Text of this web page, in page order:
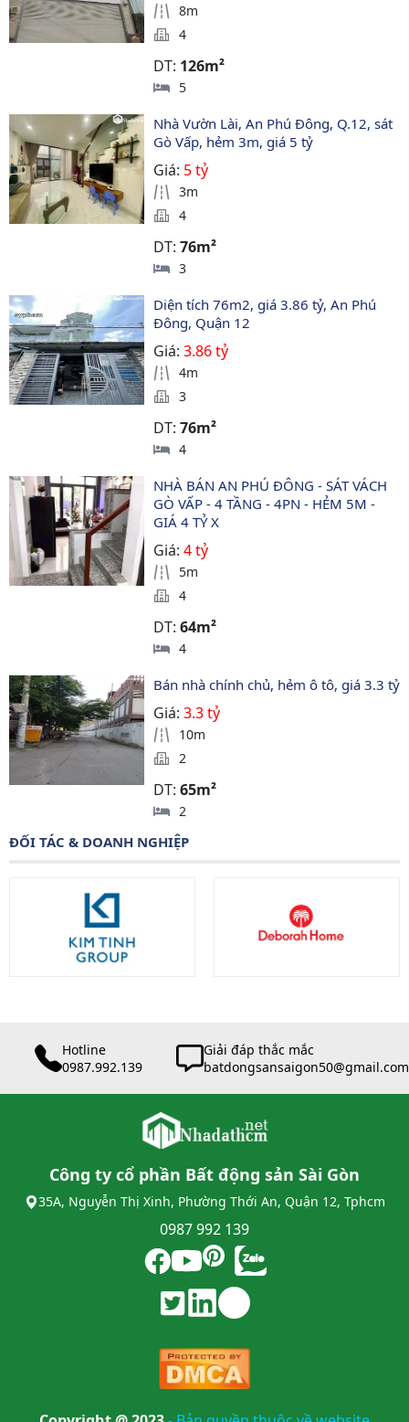
8m
4
DT: 126m²
5
Nhà Vườn Lài, An Phú Đông, Q.12, sát
Gò Vấp, hẻm 3m, giá 5 tỷ
Giá: 5 tỷ
3m
4
DT:76m²
3
Diện tích 76m2, giá 3.86 tỷ, An Phú
Đông, Quận 12
Giá:3.86 tỷ
4m
3
DT:76m²
4
NHÀ BÁN AN PHÚ ĐÔNG - SÁT VÁCH
GÒ VẤP - 4 TẦNG - 4PN - HẺM 5M -
GIÁ 4 TỶ X
Giá:4 tỷ
5m
4
DT:64m²
4
Bán nhà chính chủ, hẻm ô tô, giá 3.3 tỷ
Giá:3.3 tỷ
10m
2
DT:65m²
2
ĐỐI TÁC & DOANH NGHIỆP
Hotline
0987.992.139
Giải đáp thắc mắc
batdongsansaigon50@gmail.com
Công ty cổ phần Bất động sản Sài Gòn
35A, Nguyễn Thị Xinh, Phường Thới An, Quận 12, Tphcm
0987 992 139